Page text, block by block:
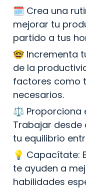
🗓 Crea una
mejorar tu
partido a tus
🤓 Incrementa
de la
factores como
necesarios.
⚖️ Proporciona
Trabajar
tu equilibrio
💡 Capacítate:
te ayuden a
habilidades